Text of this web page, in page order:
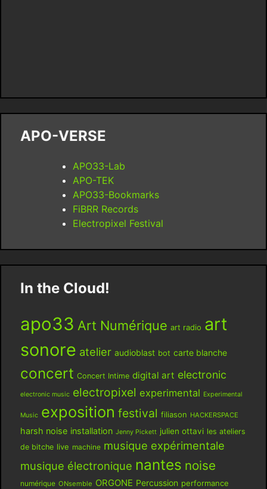
APO-VERSE
APO33-Lab
APO-TEK
APO33-Bookmarks
FiBRR Records
Electropixel Festival
In the Cloud!
apo33 Art Numérique art radio art
sonore atelier audioblast bot carte blanche
concert Concert Intime digital art electronic
electronic music electropixel experimental Experimental
Music exposition festival filiason HACKERSPACE
harsh noise installation Jenny Pickett julien ottavi les ateliers
de bitche live machine musique expérimentale
musique électronique nantes noise
numérique ONsemble ORGONE Percussion performance